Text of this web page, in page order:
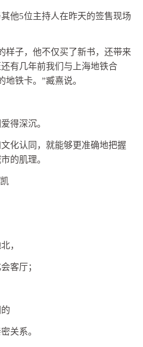
他5位主持人在昨天的签售现场
样子，他不仅买了新书，还带来
有几年前我们与上海地铁合
铁卡。”臧熹说。
得深沉。
化认同，就能够更准确地把握
的肌理。
，
客厅；
关系。